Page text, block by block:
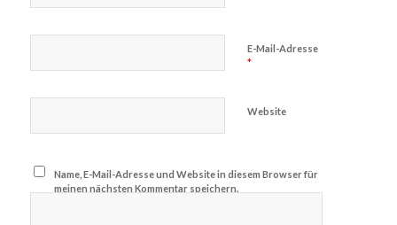
E-Mail-Adresse
*
Website
Name, E-Mail-Adresse und Website in diesem Browser für
meinen nächsten Kommentar speichern.